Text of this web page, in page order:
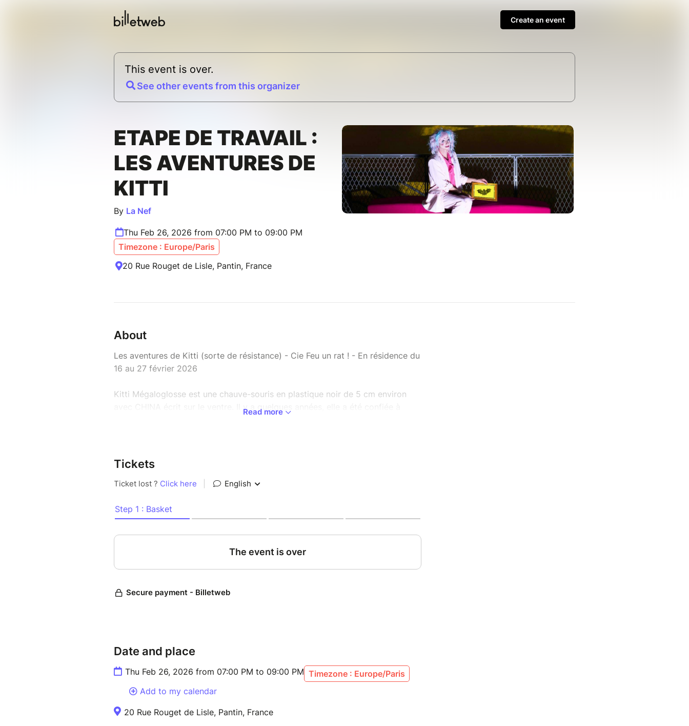
Create an event
This event is over.
See other events from this organizer
ETAPE DE TRAVAIL :
LES AVENTURES DE
KITTI
By La Nef
Thu Feb 26, 2026 from 07:00 PM to 09:00 PM
Timezone : Europe/Paris
20 Rue Rouget de Lisle, Pantin, France
About
Les aventures de Kitti (sorte de résistance) - Cie Feu un rat ! - En résidence du
16 au 27 février 2026
Kitti Mégaloglosse est une chauve-souris en plastique noir de 5 cm environ
avec CHINA écrit sur le ventre. Il y a quelques années, elle a été confiée à
des gens, Kitti déclenche des choses bizarres, pour ne pas dire irrationnelles.
Ce spectacle, c’est l’occasion de rencontrer Kitti et d’écouter ce que, peut-être,
elle aura envie de nous dire.
De et avec Théophile Dubus et guest-stars
Création sonore et musicale : Agatx Layère
Création lumière : Clémentine Pradier
Read more
Tickets
Date and place
Thu Feb 26, 2026 from 07:00 PM to 09:00 PM Timezone : Europe/Paris
Add to my calendar
20 Rue Rouget de Lisle, Pantin, France